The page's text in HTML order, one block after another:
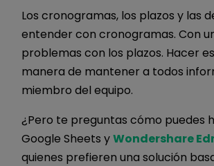
Los cronogramas, los plazos y las
entender con cronogramas. Con
problemas con los plazos. Hacer
manera de mantener a todos
miembro del equipo.
¿Pero te preguntas cómo puedes
Google Sheets yWondershare
quienes prefieren una solución